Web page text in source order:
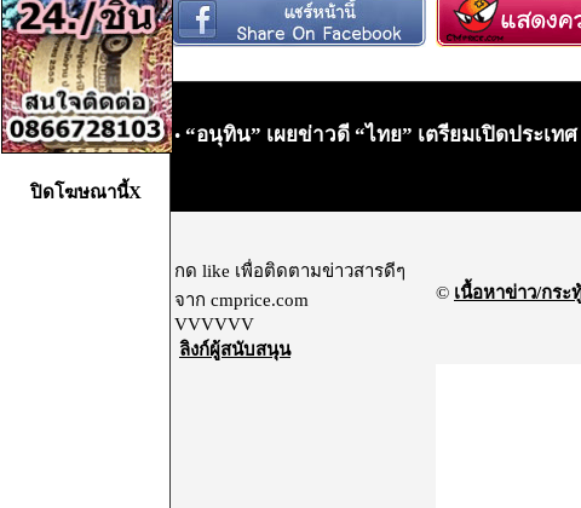
• “อนุทิน” เผยข่าวดี “ไทย” เตรียมเปิดประเ
กด like เพื่อติดตามข่าวสารดีๆ
จาก cmprice.com
VVVVVV
ลิงก์ผู้สนับสนุน
© เนื้อหาข่าว/กระ
ปิดโฆษณานี้X